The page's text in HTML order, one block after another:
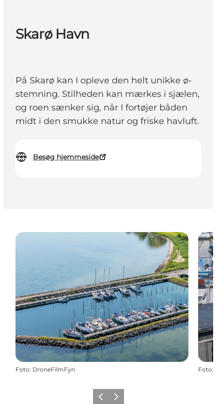
Skarø Havn
På Skarø kan I opleve den helt unikke ø-
stemning. Stilheden kan mærkes i sjælen,
og roen sænker sig, når I fortøjer båden
midt i den smukke natur og friske havluft.
Besøg hjemmeside
Foto: DroneFilmFyn Foto:
ForrigeNæste